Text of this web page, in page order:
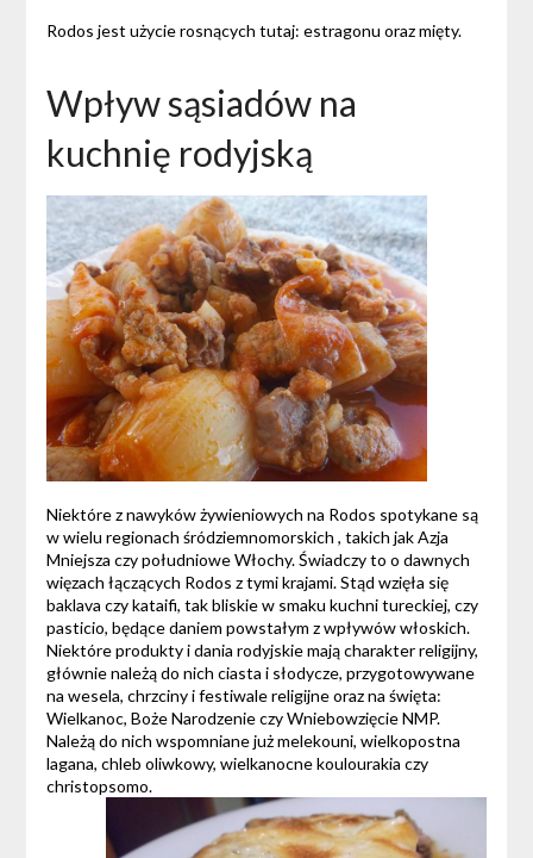
Rodos jest użycie rosnących tutaj: estragonu oraz mięty.
Wpływ sąsiadów na
kuchnię rodyjską
Niektóre z nawyków żywieniowych na Rodos spotykane są
w wielu regionach śródziemnomorskich , takich jak Azja
Mniejsza czy południowe Włochy. Świadczy to o dawnych
więzach łączących Rodos z tymi krajami. Stąd wzięła się
baklava czy kataifi, tak bliskie w smaku kuchni tureckiej, czy
pasticio, będące daniem powstałym z wpływów włoskich.
Niektóre produkty i dania rodyjskie mają charakter religijny,
głównie należą do nich ciasta i słodycze, przygotowywane
na wesela, chrzciny i festiwale religijne oraz na święta:
Wielkanoc, Boże Narodzenie czy Wniebowzięcie NMP.
Należą do nich wspomniane już melekouni, wielkopostna
lagana, chleb oliwkowy, wielkanocne koulourakia czy
christopsomo.